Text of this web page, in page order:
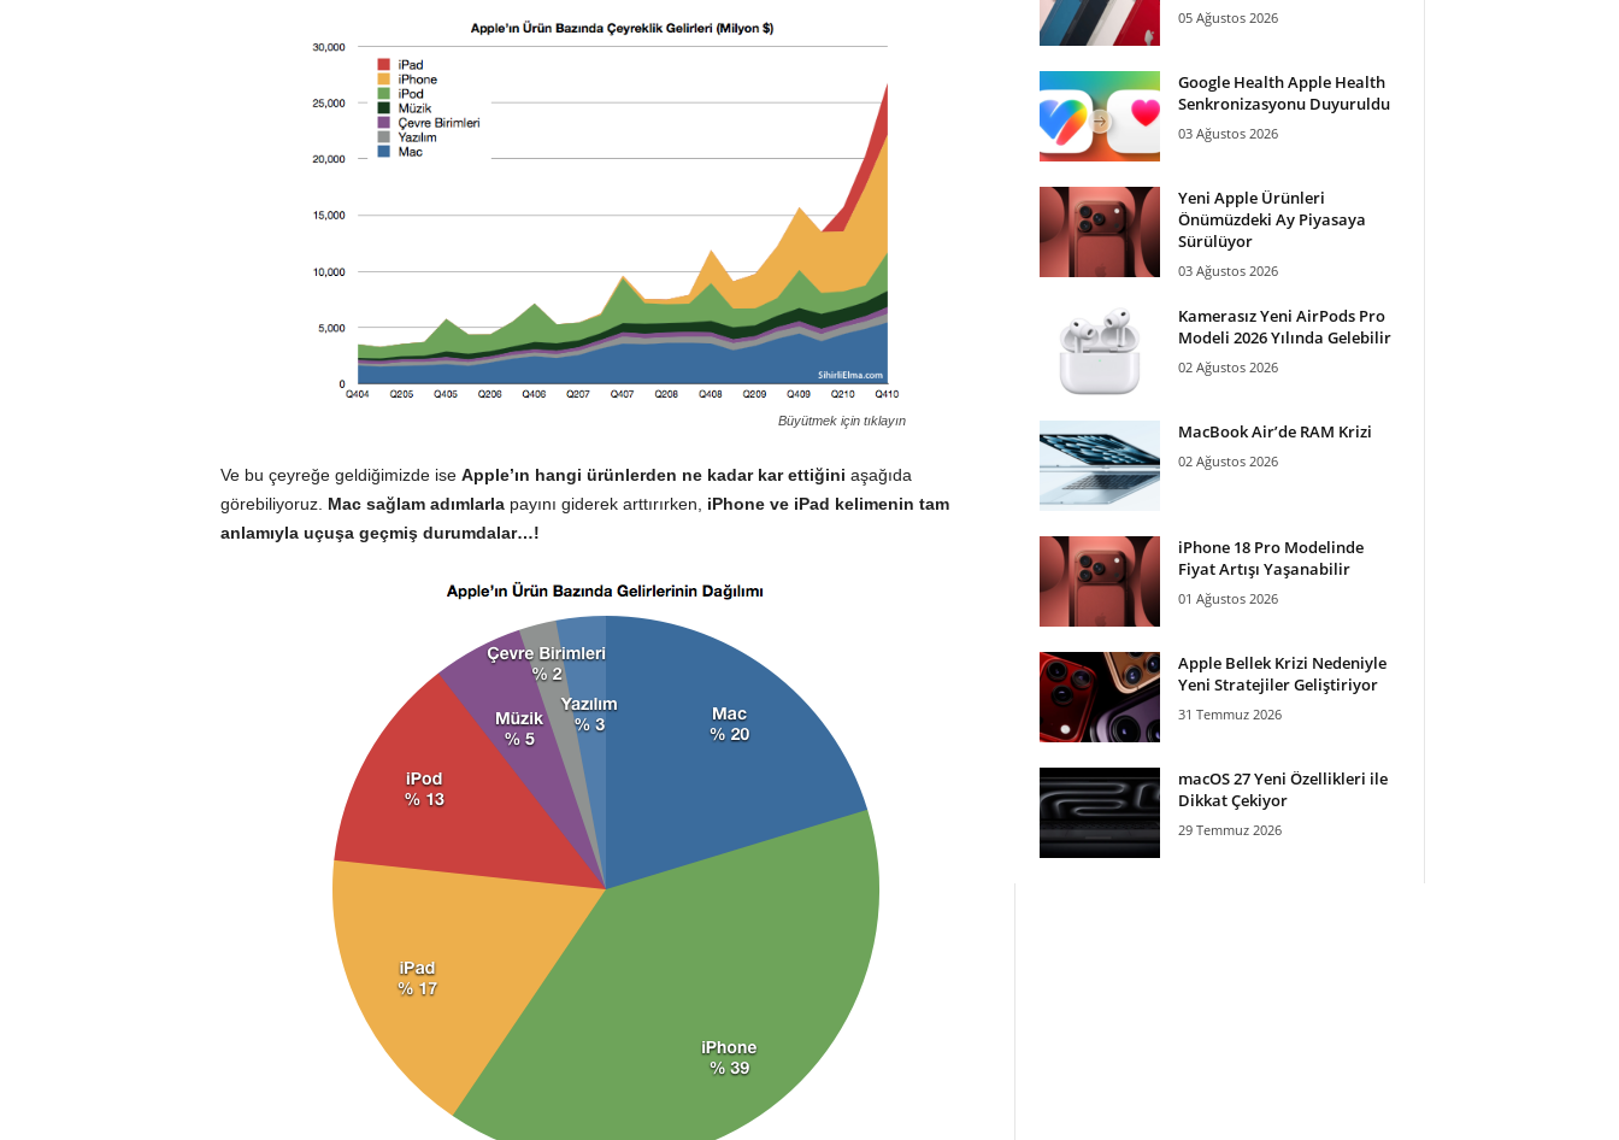
Büyütmek için tıklayın
Ve bu çeyreğe geldiğimizde ise Apple’ın hangi ürünlerden ne kadar kar ettiğini aşağıda
görebiliyoruz. Mac sağlam adımlarla payını giderek arttırırken, iPhone ve iPad kelimenin tam
anlamıyla uçuşa geçmiş durumdalar…!
05 Ağustos 2026
Google Health Apple Health
Senkronizasyonu Duyuruldu
03 Ağustos 2026
Yeni Apple Ürünleri
Önümüzdeki Ay Piyasaya
Sürülüyor
03 Ağustos 2026
Kamerasız Yeni AirPods Pro
Modeli 2026 Yılında Gelebilir
02 Ağustos 2026
MacBook Air’de RAM Krizi
02 Ağustos 2026
iPhone 18 Pro Modelinde
Fiyat Artışı Yaşanabilir
01 Ağustos 2026
Apple Bellek Krizi Nedeniyle
Yeni Stratejiler Geliştiriyor
31 Temmuz 2026
macOS 27 Yeni Özellikleri ile
Dikkat Çekiyor
29 Temmuz 2026